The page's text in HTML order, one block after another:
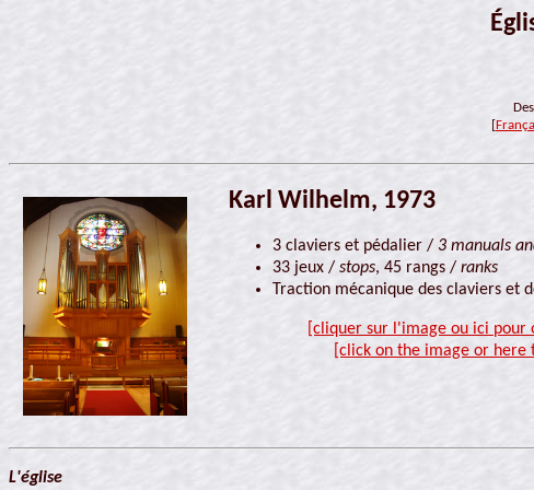
Karl Wilhelm, 1973
3 claviers et pédalier / 3 manuals
33 jeux / stops, 45 rangs / ranks
Traction mécanique des claviers et
[cliquer sur l'image ou ici pour
[click on the image or
L'église